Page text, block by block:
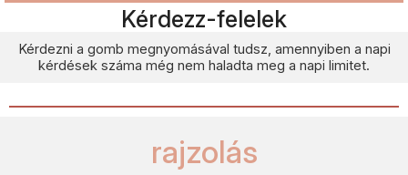
Kérdezz-felelek
Kérdezni a gomb megnyomásával tudsz, amennyiben a napi
kérdések száma még nem haladta meg a napi limitet.
rajzolás